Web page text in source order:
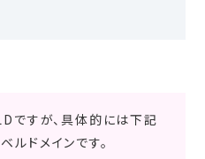
すが、具体的には下記
ルドメインです。